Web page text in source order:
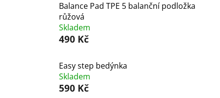
Balance Pad TPE 5 balanční podložka
růžová
Skladem
490 Kč
Easy step bedýnka
Skladem
590 Kč